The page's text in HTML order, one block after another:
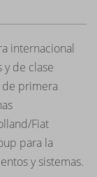
internacional
y de clase
primera
Fiat
para la
y sistemas.